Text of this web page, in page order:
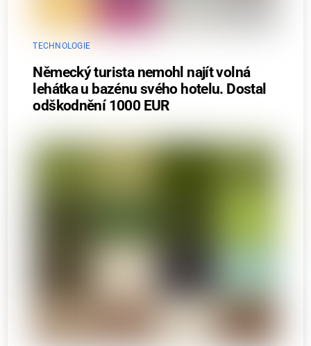
TECHNOLOGIE
Německý turista nemohl najít volná
lehátka u bazénu svého hotelu. Dostal
odškodnění 1000 EUR